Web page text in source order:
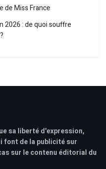
de Miss France
2026 : de quoi souffre
sa liberté d'expression,
font de la publicité sur
sur le contenu éditorial du